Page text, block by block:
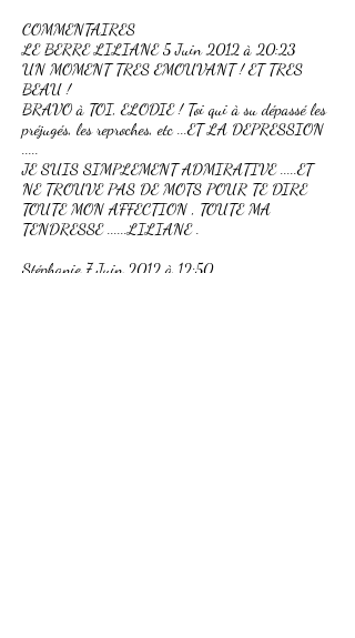
COMMENTAIRES
LE BERRE LILIANE 5 Juin 2012 à 20:23
UN MOMENT TRES EMOUVANT ! ET TRES
BEAU !
BRAVO à TOI, ELODIE ! Toi qui à su dépassé les
préjugés, les reproches, etc ...ET LA DEPRESSION
.....
JE SUIS SIMPLEMENT ADMIRATIVE .....ET
NE TROUVE PAS DE MOTS POUR TE DIRE
TOUTE MON AFFECTION , TOUTE MA
TENDRESSE ......LILIANE .
Stéphanie 7 Juin 2012 à 12:50